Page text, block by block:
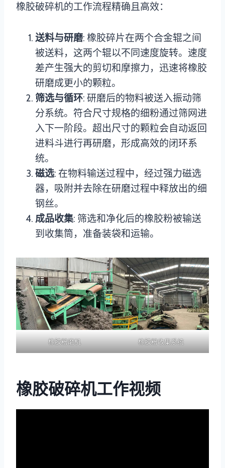
橡胶破碎机的工作流程精确且高效：
送料与研磨: 橡胶碎片在两个合金辊之间
被送料，这两个辊以不同速度旋转。速度
差产生强大的剪切和摩擦力，迅速将橡胶
研磨成更小的颗粒。
筛选与循环: 研磨后的物料被送入振动筛
分系统。符合尺寸规格的细粉通过筛网进
入下一阶段。超出尺寸的颗粒会自动返回
进料斗进行再研磨，形成高效的闭环系
统。
磁选: 在物料输送过程中，经过强力磁选
器，吸附并去除在研磨过程中释放出的细
钢丝。
成品收集: 筛选和净化后的橡胶粉被输送
到收集筒，准备装袋和运输。
橡胶粉磨机 橡胶粉收集系统
橡胶破碎机工作视频